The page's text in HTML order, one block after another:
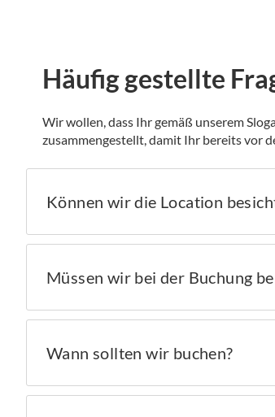
Häufig gestellte
Wir wollen, dass Ihr gemäß unserem
zusammengestellt, damit Ihr bereits vor
Können wir die Location
Müssen wir bei der Buchung
Wann sollten wir buchen?